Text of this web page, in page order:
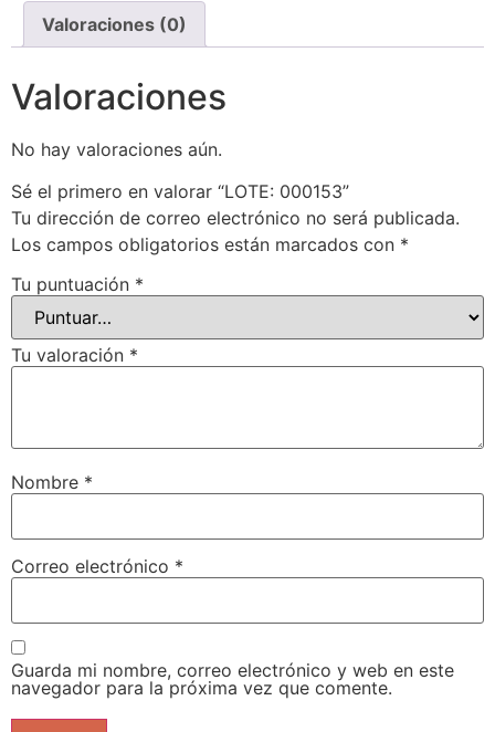
Valoraciones (0)
Valoraciones
No hay valoraciones aún.
Sé el primero en valorar “LOTE: 000153”
Tu dirección de correo electrónico no será publicada.
Los campos obligatorios están marcados con *
Tu puntuación *
Tu valoración *
Nombre *
Correo electrónico *
Guarda mi nombre, correo electrónico y web en este
navegador para la próxima vez que comente.